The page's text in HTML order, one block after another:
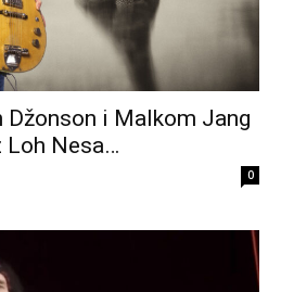
Džonson i Malkom Jang
Nesa…
0